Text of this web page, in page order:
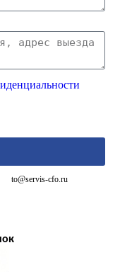
to@servis-cfo.ru